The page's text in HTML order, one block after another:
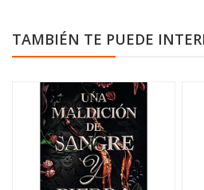
TAMBIÉN TE PUEDE